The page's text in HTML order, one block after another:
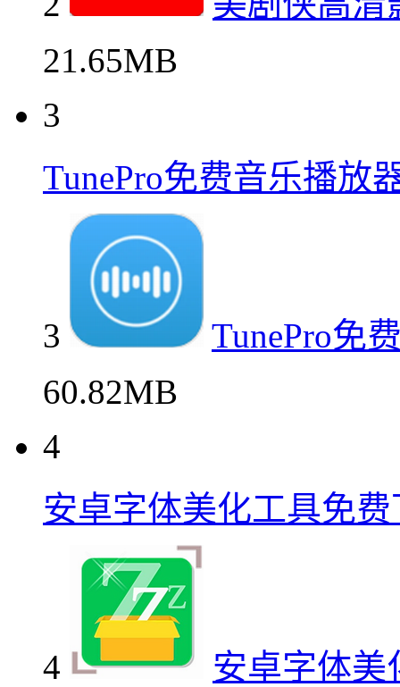
21.65MB
3
TunePro免费音乐播放
3
TunePro免
60.82MB
4
安卓字体美化工具免
4
安卓字体美